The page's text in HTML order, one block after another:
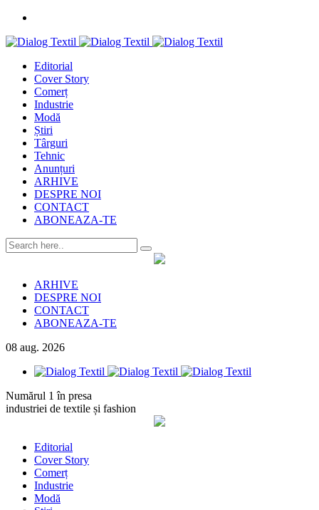
Editorial
Cover Story
Comerț
Industrie
Modă
Știri
Târguri
Tehnic
Anunțuri
ARHIVE
DESPRE NOI
CONTACT
ABONEAZA-TE
ARHIVE
DESPRE NOI
CONTACT
ABONEAZA-TE
08 aug. 2026
Numărul 1 în presa
industriei de textile și fashion
Editorial
Cover Story
Comerț
Industrie
Modă